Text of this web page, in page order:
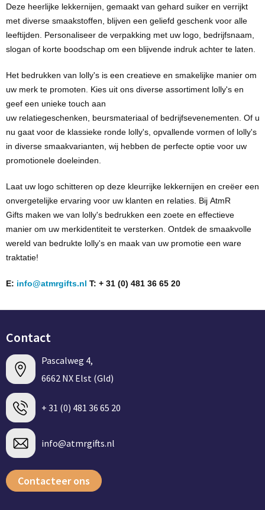
Deze heerlijke lekkernijen, gemaakt van gehard suiker en verrijkt
met diverse smaakstoffen, blijven een geliefd geschenk voor alle
leeftijden. Personaliseer de verpakking met uw logo, bedrijfsnaam,
slogan of korte boodschap om een blijvende indruk achter te laten.
Het bedrukken van lolly's is een creatieve en smakelijke manier om
uw merk te promoten. Kies uit ons diverse assortiment lolly's en
geef een unieke touch aan
uw relatiegeschenken, beursmateriaalof bedrijfsevenementen. Of u
nu gaat voor de klassieke ronde lolly's, opvallende vormen of lolly's
in diverse smaakvarianten, wij hebben de perfecte optie voor uw
promotionele doeleinden.
Laat uw logo schitteren op deze kleurrijke lekkernijen en creëer een
onvergetelijke ervaring voor uw klanten en relaties. Bij AtmR
Giftsmaken we van lolly's bedrukken een zoete en effectieve
manier om uw merkidentiteit te versterken. Ontdek de smaakvolle
wereld van bedrukte lolly's en maak van uw promotie een ware
traktatie!
E: info@atmrgifts.nl T: + 31 (0) 481 36 65 20
Contact
Pascalweg 4,
6662 NX Elst (Gld)
+ 31 (0) 481 36 65 20
info@atmrgifts.nl
Contacteer ons